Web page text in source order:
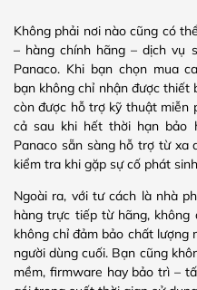
Không phải nơi nào cũng có
– hàng chính hãng – dịch vụ
Panaco. Khi bạn chọn mua
bạn không chỉ nhận được
còn được hỗ trợ kỹ thuật miễn
cả sau khi hết thời hạn bảo
Panaco sẵn sàng hỗ trợ từ xa
kiểm tra khi gặp sự cố phát
Ngoài ra, với tư cách là nhà
hàng trực tiếp từ hãng, không
không chỉ đảm bảo chất lượng
người dùng cuối. Bạn cũng
mềm, firmware hay bảo trì –